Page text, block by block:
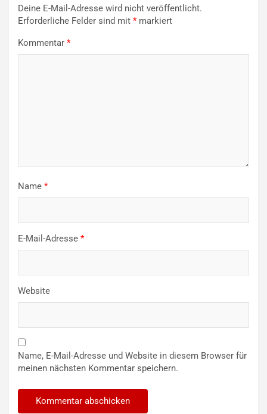
Deine E-Mail-Adresse wird nicht veröffentlicht.
Erforderliche Felder sind mit *markiert
Kommentar *
Name *
E-Mail-Adresse *
Website
Name, E-Mail-Adresse und Website in diesem Browser für
meinen nächsten Kommentar speichern.